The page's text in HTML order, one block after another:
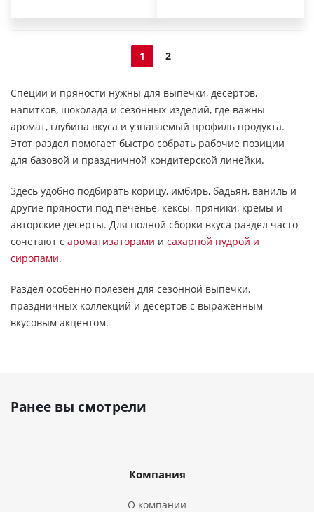
1 2
Специи и пряности нужны для выпечки, десертов,
напитков, шоколада и сезонных изделий, где важны
аромат, глубина вкуса и узнаваемый профиль продукта.
Этот раздел помогает быстро собрать рабочие позиции
для базовой и праздничной кондитерской линейки.
Здесь удобно подбирать корицу, имбирь, бадьян, ваниль и
другие пряности под печенье, кексы, пряники, кремы и
авторские десерты. Для полной сборки вкуса раздел часто
сочетают с ароматизаторами и сахарной пудрой и
сиропами.
Раздел особенно полезен для сезонной выпечки,
праздничных коллекций и десертов с выраженным
вкусовым акцентом.
Ранее вы смотрели
Компания
О компании